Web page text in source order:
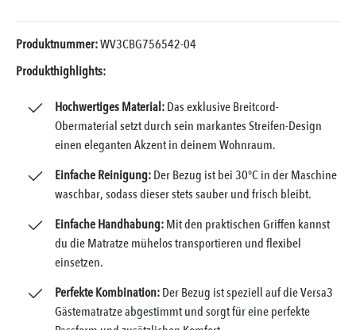
Produktnummer:WV3CBG756542-04
Produkthighlights:
Hochwertiges Material:Das exklusive Breitcord-
Obermaterial setzt durch sein markantes Streifen-Design
einen eleganten Akzent in deinem Wohnraum.
Einfache Reinigung:Der Bezug ist bei 30°C in der Maschine
waschbar, sodass dieser stets sauber und frisch bleibt.
Einfache Handhabung:Mit den praktischen Griffen kannst
du die Matratze mühelos transportieren und flexibel
einsetzen.
Perfekte Kombination:Der Bezug ist speziell auf die Versa3
Gästematratze abgestimmt und sorgt für eine perfekte